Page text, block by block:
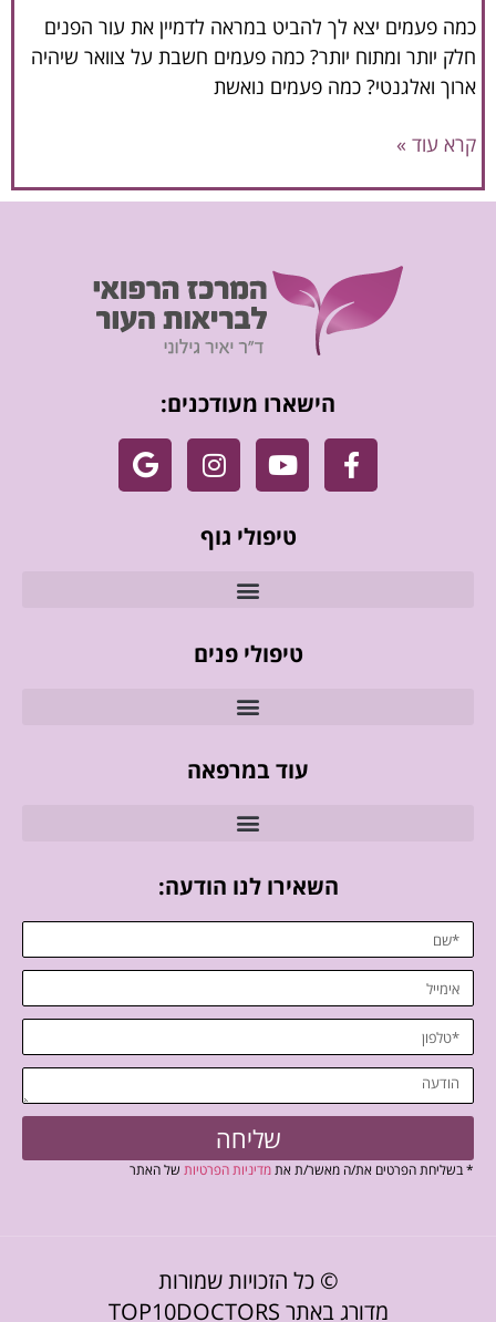
כמה פעמים יצא לך להביט במראה לדמיין את עור הפנים
חלק יותר ומתוח יותר? כמה פעמים חשבת על צוואר שיהיה
ארוך ואלגנטי? כמה פעמים נואשת
קרא עוד »
הישארו מעודכנים:
טיפולי גוף
טיפולי פנים
עוד במרפאה
השאירו לנו הודעה:
שליחה
* בשליחת הפרטים את/ה מאשר/ת אתמדיניות הפרטיות של האתר
© כל הזכויות שמורות
מדורג באתר TOP10DOCTORS